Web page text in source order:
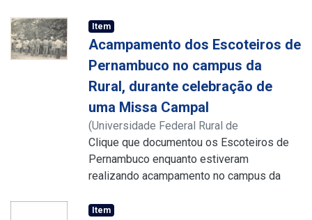
Alberto D' Oliveira
Item
Acampamento dos Escoteiros de
Pernambuco no campus da
Rural, durante celebração de
uma Missa Campal
(Universidade Federal Rural de
Pernambuco,1970)Universidade Federal
Rural de Pernambuco; Biblioteca Central.
Núcleo do Conhecimento Professor João
Clique que documentou os Escoteiros de
Pernambuco enquanto estiveram
realizando acampamento no campus da
de uma Missa Campal, cujo altar foi
Item